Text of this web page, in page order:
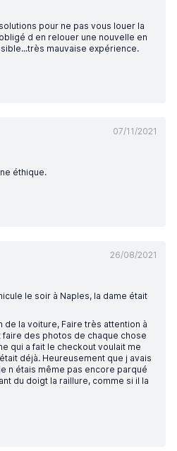
pour ne pas vous louer la
d en relouer une nouvelle en
mauvaise expérience.
07/11/2021
éthique.
26/08/2021
le soir à Naples, la dame était
de la voiture, Faire très attention à
des photos de chaque chose
qui a fait le checkout voulait me
déjà. Heureusement que j avais
n étais même pas encore parqué
du doigt la raillure, comme si il la